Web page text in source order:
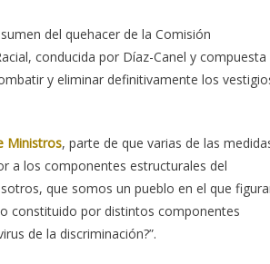
del quehacer de la Comisión
conducida por Díaz-Canel y compuesta
y eliminar definitivamente los
Ministros, parte de que varias de las
a los componentes estructurales del
que somos un pueblo en el que
constituido por distintos componentes
de la discriminación?”.